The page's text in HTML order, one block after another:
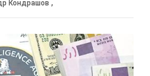
Кондрашов ,